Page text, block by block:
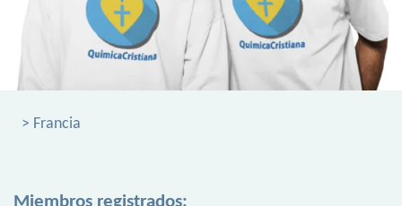
> Francia
Miembros registrados: